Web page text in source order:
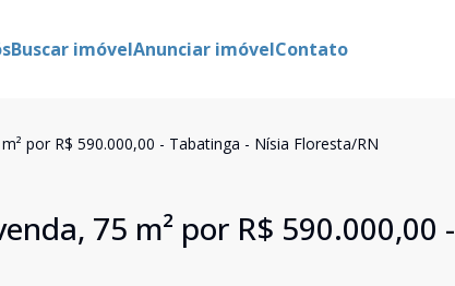
Buscar imóvelAnunciar imóvelContato
por R$ 590.000,00 - Tabatinga - Nísia Floresta/RN
75 m² por R$ 590.000,00 -